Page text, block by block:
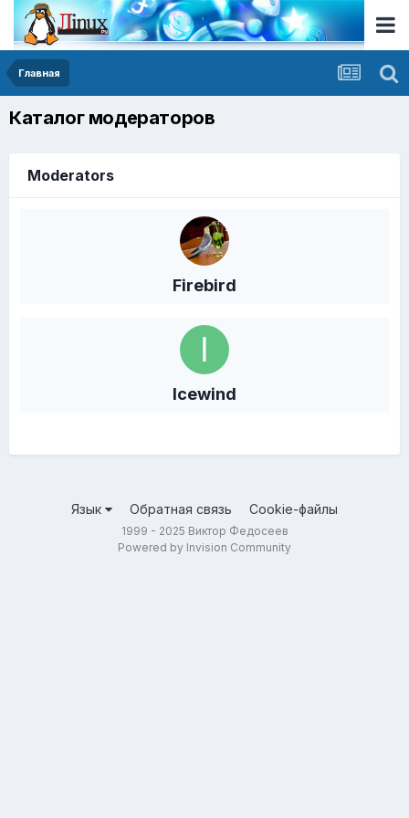
Главная
Каталог модераторов
Moderators
Firebird
Icewind
Язык Обратная связь Cookie-файлы
1999 - 2025 Виктор Федосеев
Powered by Invision Community